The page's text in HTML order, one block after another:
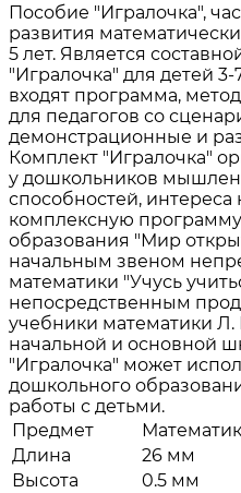
Пособие "Игралочка",
развития
5 лет. Является
"Игралочка" для детей
входят программа,
для педагогов со
демонстрационные и
Комплект "Игралочка"
у дошкольников
способностей, интереса
комплексную
образования "Мир
начальным звеном
математики "Учусь
непосредственным
учебники математики Л.
начальной и основной
"Игралочка" может
дошкольного
работы с детьми.
Предмет
Длина
26 мм
Высота
0.5 мм